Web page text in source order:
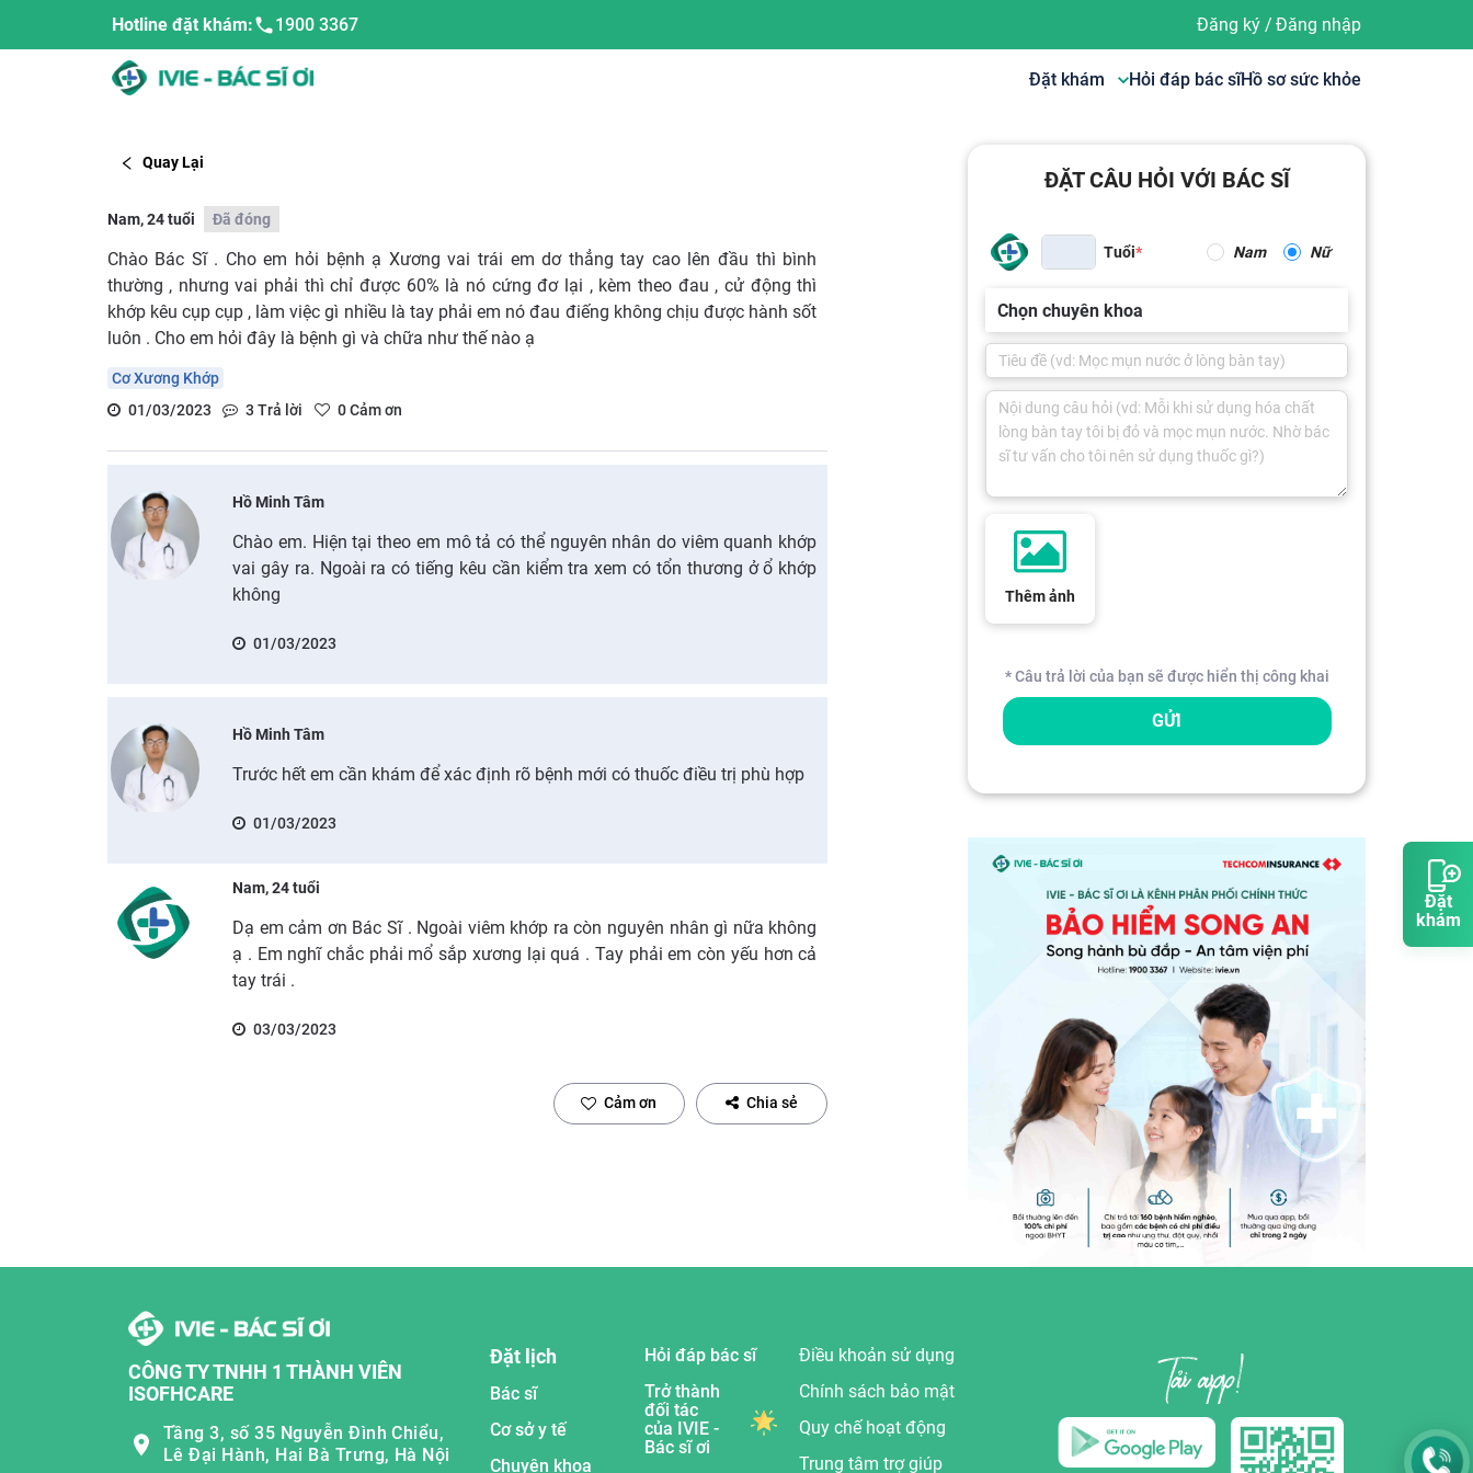
Đặt
khám
Hotline đặt khám: 1900 3367 Đăng ký/ Đăng nhập
Đặt khám Hỏi đáp bác sĩHồ sơ sức khỏe
Quay Lại
Nam, 24 tuổi Đã đóng
Chào Bác Sĩ . Cho em hỏi bệnh ạ Xương vai trái em dơ thẳng tay cao lên đầu thì bình
thường , nhưng vai phải thì chỉ được 60% là nó cứng đơ lại , kèm theo đau , cử động thì
khớp kêu cụp cụp , làm việc gì nhiều là tay phải em nó đau điếng không chịu được hành sốt
luôn . Cho em hỏi đây là bệnh gì và chữa như thế nào ạ
Cơ Xương Khớp
01/03/2023
3 Trả lời 0Cảm ơn
Hồ Minh Tâm
Chào em. Hiện tại theo em mô tả có thể nguyên nhân do viêm quanh khớp
vai gây ra. Ngoài ra có tiếng kêu cần kiểm tra xem có tổn thương ở ổ khớp
không
01/03/2023
Hồ Minh Tâm
Trước hết em cần khám để xác định rõ bệnh mới có thuốc điều trị phù hợp
01/03/2023
Nam, 24 tuổi
Dạ em cảm ơn Bác Sĩ . Ngoài viêm khớp ra còn nguyên nhân gì nữa không
ạ . Em nghĩ chắc phải mổ sắp xương lại quá . Tay phải em còn yếu hơn cả
tay trái .
03/03/2023
Cảm ơn Chia sẻ
ĐẶT CÂU HỎI VỚI BÁC SĨ
Tuổi Nam Nữ
Chọn chuyên khoa
Thêm ảnh
* Câu trả lời của bạn sẽ được hiển thị công khai
GỬI
CÔNG TY TNHH 1 THÀNH VIÊN
ISOFHCARE
Tầng 3, số 35 Nguyễn Đình Chiểu,
Lê Đại Hành, Hai Bà Trưng, Hà Nội
Đặt lịch
Bác sĩ
Cơ sở y tế
Chuyên khoa
Hỏi đáp bác sĩ
Trở thành
đối tác
của IVIE -
Bác sĩ ơi
Điều khoản sử dụng
Chính sách bảo mật
Quy chế hoạt động
Trung tâm trợ giúp